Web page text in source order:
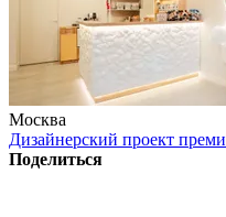
Москва
Дизайнерский проект
Поделиться